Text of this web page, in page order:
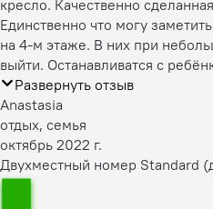
кресло. Качественно
Единственно что могу
на 4-м этаже. В них при
выйти. Останавливатся с
Развернуть отзыв
Anastasia
отдых, семья
октябрь 2022 г.
Двухместный номер Standard